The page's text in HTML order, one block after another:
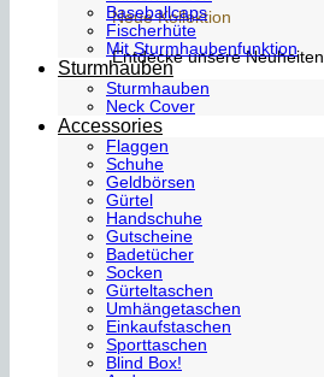
Neue Kollektion
Entdecke unsere Neuheiten
Baseballcaps
Fischerhüte
Mit Sturmhaubenfunktion
Sturmhauben
Sturmhauben
Neck Cover
Accessories
Flaggen
Schuhe
Geldbörsen
Gürtel
Handschuhe
Gutscheine
Badetücher
Socken
Gürteltaschen
Umhängetaschen
Einkaufstaschen
Sporttaschen
Blind Box!